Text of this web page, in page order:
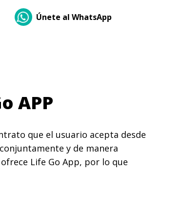
Únete al WhatsApp
APP
que el usuario acepta desde
y de manera
ofrece Life Go App, por lo que